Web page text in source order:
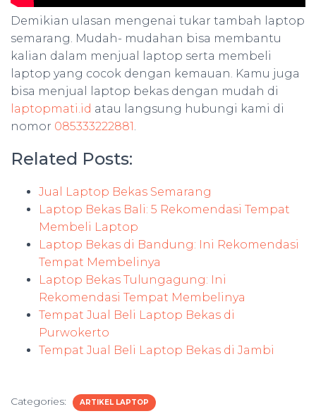
Demikian ulasan mengenai tukar tambah laptop
semarang. Mudah- mudahan bisa membantu
kalian dalam menjual laptop serta membeli
laptop yang cocok dengan kemauan. Kamu juga
bisa menjual laptop bekas dengan mudah di
laptopmati.id atau langsung hubungi kami di
nomor 085333222881.
Related Posts:
Jual Laptop Bekas Semarang
Laptop Bekas Bali: 5 Rekomendasi Tempat
Membeli Laptop
Laptop Bekas di Bandung: Ini Rekomendasi
Tempat Membelinya
Laptop Bekas Tulungagung: Ini
Rekomendasi Tempat Membelinya
Tempat Jual Beli Laptop Bekas di
Purwokerto
Tempat Jual Beli Laptop Bekas di Jambi
Categories: ARTIKEL LAPTOP